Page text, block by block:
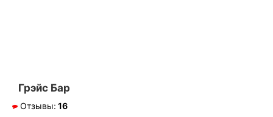
Грэйс Бар
Отзывы: 16